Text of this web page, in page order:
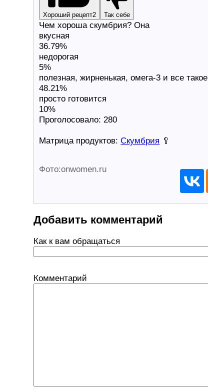
Хороший рецепт2 Так себе
Чем хороша скумбрия? Она
вкусная
36.79%
недорогая
5%
полезная, жирненькая, омега-3 и все такое
48.21%
просто готовится
10%
Проголосовало: 280
Матрица продуктов:Скумбрия 🥄
Фото:onwomen.ru
Добавить комментарий
Как к вам обращаться
Комментарий